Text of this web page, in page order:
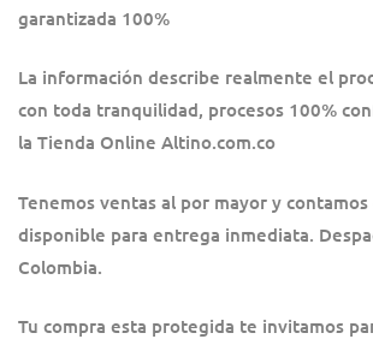
garantizada 100%
La información describe realmente el
con toda tranquilidad, procesos 100%
la Tienda Online Altino.com.co
Tenemos ventas al por mayor y
disponible para entrega inmediata.
Colombia.
Tu compra esta protegida te invitamos